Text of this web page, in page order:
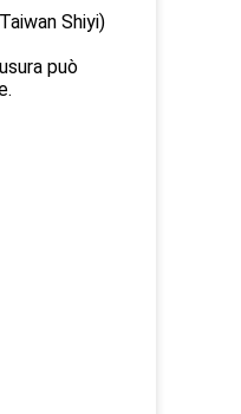
Shiyi)
può